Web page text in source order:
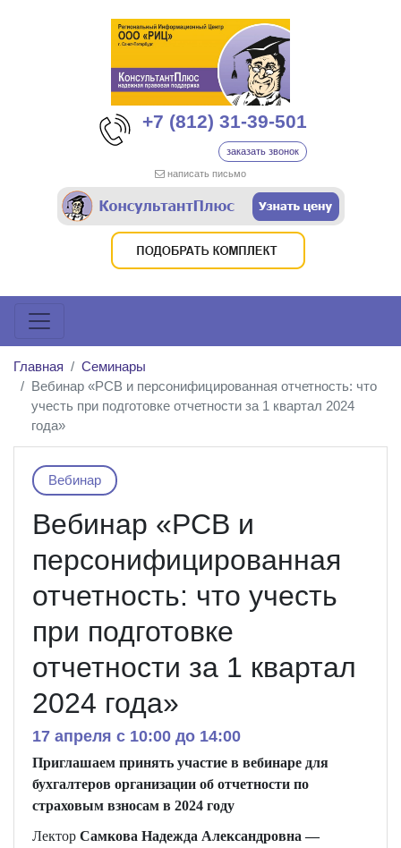
+7 (812) 31-39-501
заказать звонок
написать письмо
Главная
Семинары
Вебинар «РСВ и персонифицированная отчетность: что
учесть при подготовке отчетности за 1 квартал 2024
года»
Вебинар
Вебинар «РСВ и
персонифицированная
отчетность: что учесть
при подготовке
отчетности за 1 квартал
2024 года»
17 апреля c 10:00 до 14:00
Приглашаем принять участие в вебинаре для
бухгалтеров организации об отчетности по
страховым взносам в 2024 году
Лектор Самкова Надежда Александровна —